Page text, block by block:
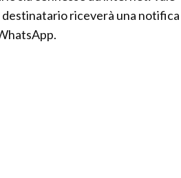
destinatario riceverà una notifica